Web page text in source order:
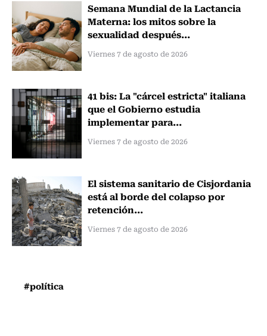
Semana Mundial de la Lactancia
Materna: los mitos sobre la
sexualidad después...
Viernes 7 de agosto de 2026
41 bis: La "cárcel estricta" italiana
que el Gobierno estudia
implementar para...
Viernes 7 de agosto de 2026
El sistema sanitario de Cisjordania
está al borde del colapso por
retención...
Viernes 7 de agosto de 2026
#política